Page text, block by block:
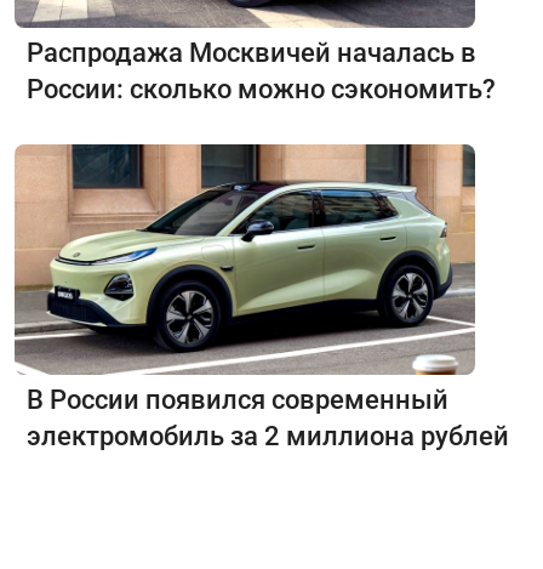
Распродажа Москвичей началась в
России: сколько можно сэкономить?
В России появился современный
электромобиль за 2 миллиона рублей